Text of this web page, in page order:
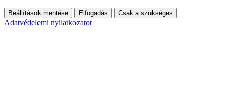
Beállítások mentése Elfogadás Csak a szükséges
Adatvédelemi nyilatkozatot